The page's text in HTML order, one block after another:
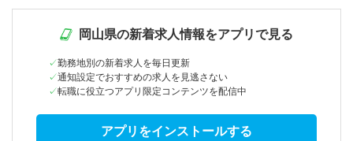
岡山県の新着求人情報をアプリで見る
勤務地別の新着求人を毎日更新
通知設定でおすすめの求人を見逃さない
転職に役立つアプリ限定コンテンツを配信中
アプリをインストールする